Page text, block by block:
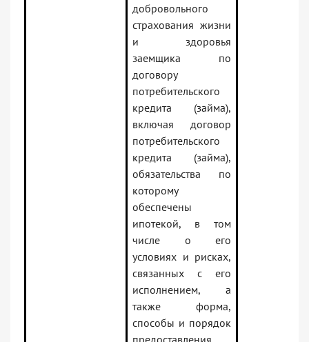
добровольного
страхования жизни
и здоровья
заемщика по
договору
потребительского
кредита (займа),
включая договор
потребительского
кредита (займа),
обязательства по
которому
обеспечены
ипотекой, в том
числе о его
условиях и рисках,
связанных с его
исполнением, а
также форма,
способы и порядок